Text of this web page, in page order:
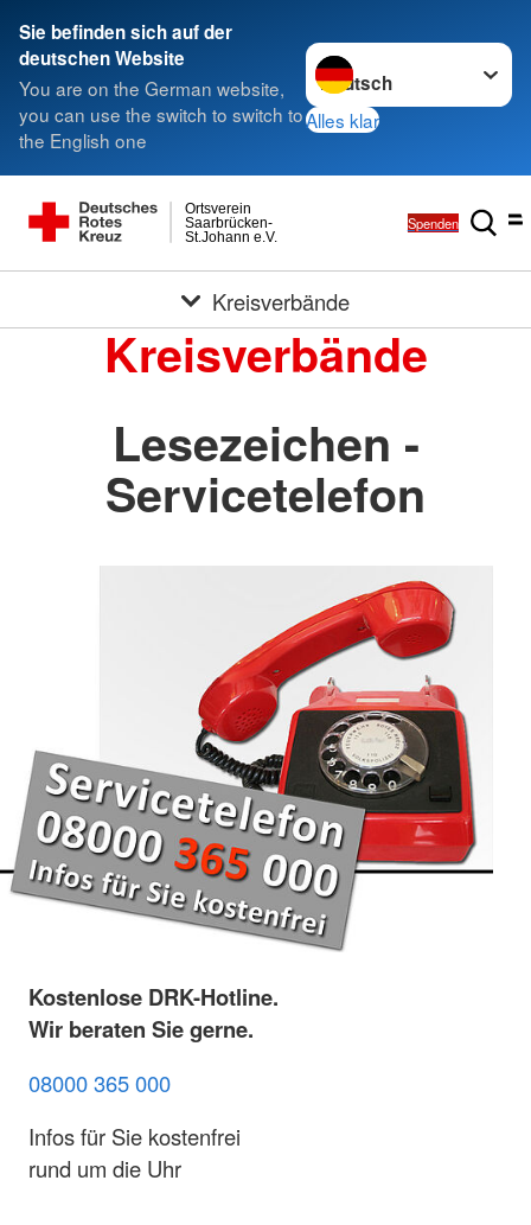
Sie befinden sich auf der
deutschen Website
You are on the German website,
you can use the switch to switch to
the English one
Sprache wechseln zu
Alles klar
St.Johann e.V.
Saarbrücken-
Ortsverein
Spenden
Kreisverbände
Kreisverbände
Lesezeichen -
Servicetelefon
Kostenlose DRK-Hotline.
Wir beraten Sie gerne.
08000 365 000
Infos für Sie kostenfrei
rund um die Uhr